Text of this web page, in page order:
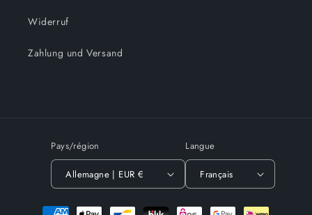
Widerruf
Zahlung und Versand
Pays/région
Allemagne | EUR €
Langue
Français
Moyens